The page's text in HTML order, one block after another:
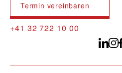
Termin vereinbaren
+41 32 722 10 00